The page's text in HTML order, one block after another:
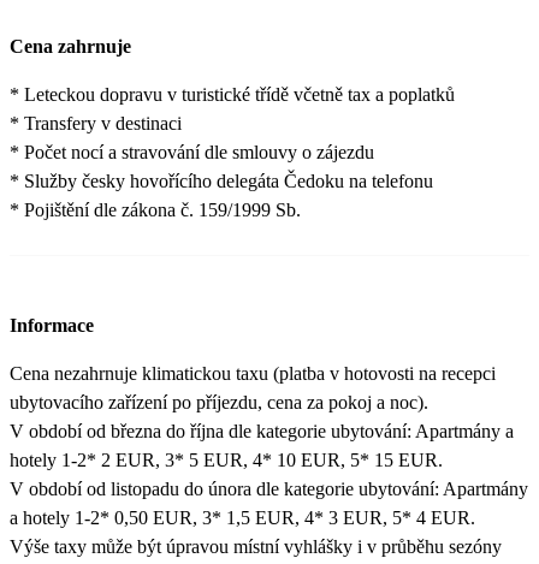
Cena zahrnuje
* Leteckou dopravu v turistické třídě včetně tax a poplatků
* Transfery v destinaci
* Počet nocí a stravování dle smlouvy o zájezdu
* Služby česky hovořícího delegáta Čedoku na telefonu
* Pojištění dle zákona č. 159/1999 Sb.
Informace
Cena nezahrnuje klimatickou taxu (platba v hotovosti na recepci
ubytovacího zařízení po příjezdu, cena za pokoj a noc).
V období od března do října dle kategorie ubytování: Apartmány a
hotely 1-2* 2 EUR, 3* 5 EUR, 4* 10 EUR, 5* 15 EUR.
V období od listopadu do února dle kategorie ubytování: Apartmány
a hotely 1-2* 0,50 EUR, 3* 1,5 EUR, 4* 3 EUR, 5* 4 EUR.
Výše taxy může být úpravou místní vyhlášky i v průběhu sezóny